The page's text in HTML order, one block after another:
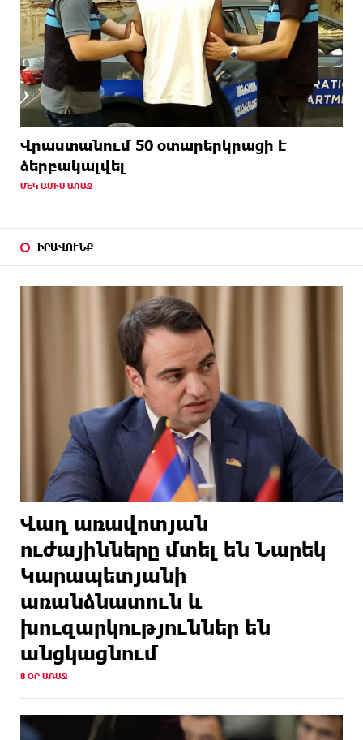
Վրաստանում 50 օտարերկրացի է
ձերբակալվել
ՄԵԿ ԱՄԻՍ ԱՌԱՋ
ԻՐԱՎՈՒՆՔ
Վաղ առավոտյան
ուժայինները մտել են Նարեկ
Կարապետյանի
առանձնատուն և
խուզարկություններ են
անցկացնում
8 ՕՐ ԱՌԱՋ